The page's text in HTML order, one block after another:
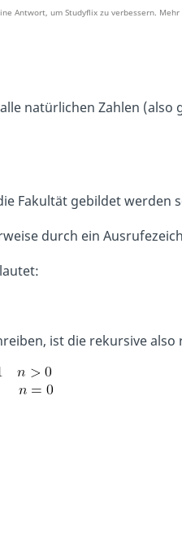
Antwort, um Studyflix zu verbessern.
natürlichen Zahlen
Fakultät gebildet werden
durch ein
ist die rekursive